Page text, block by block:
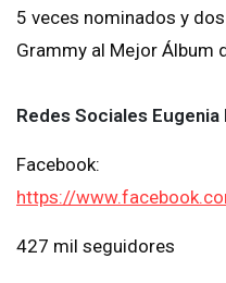
5 veces nominados y
Grammy al Mejor Álbum
Redes Sociales Eugenia
Facebook:
https://
427 mil seguidores